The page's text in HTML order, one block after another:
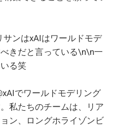
サンはxAIはワールドモデ
きだと言っている\n\n一
る笑
でワールドモデリング
私たちのチームは、リア
ン、ロングホライゾンビ